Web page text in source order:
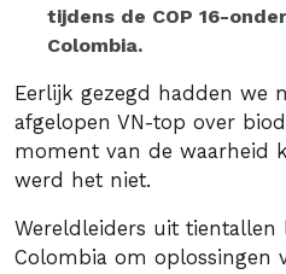
tijdens de COP 16-
Colombia.
Eerlijk gezegd hadden we
afgelopen VN-top over
moment van de waarheid
werd het niet.
Wereldleiders uit tientallen
Colombia om oplossingen